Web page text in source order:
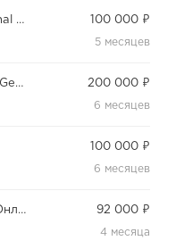
International Experience Club 100 000 ₽
5 месяцев
Canadian Genuine Immigration Centre 200 000 ₽
6 месяцев
100 000 ₽
6 месяцев
Паспорт.Онлайн 92 000 ₽
4 месяца